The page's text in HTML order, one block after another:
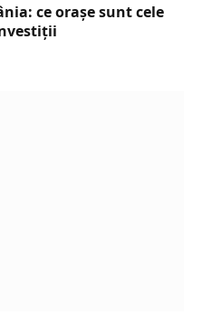
ce orașe sunt cele